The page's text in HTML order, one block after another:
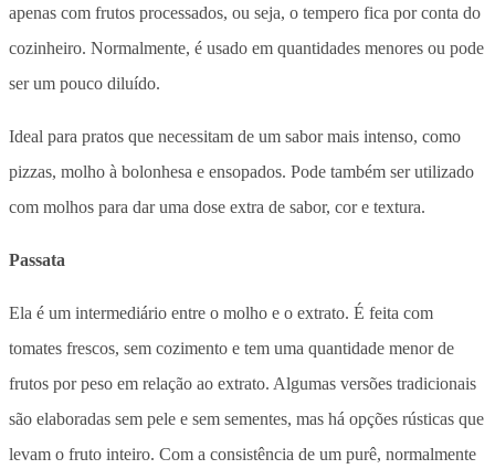
apenas com frutos processados, ou seja, o tempero fica por conta do
cozinheiro. Normalmente, é usado em quantidades menores ou pode
ser um pouco diluído.
Ideal para pratos que necessitam de um sabor mais intenso, como
pizzas, molho à bolonhesa e ensopados. Pode também ser utilizado
com molhos para dar uma dose extra de sabor, cor e textura.
Passata
Ela é um intermediário entre o molho e o extrato. É feita com
tomates frescos, sem cozimento e tem uma quantidade menor de
frutos por peso em relação ao extrato. Algumas versões tradicionais
são elaboradas sem pele e sem sementes, mas há opções rústicas que
levam o fruto inteiro. Com a consistência de um purê, normalmente